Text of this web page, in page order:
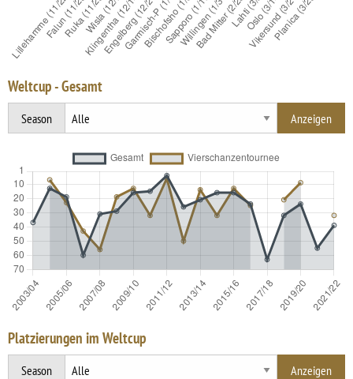
Weltcup - Gesamt
Season
Platzierungen im Weltcup
Season